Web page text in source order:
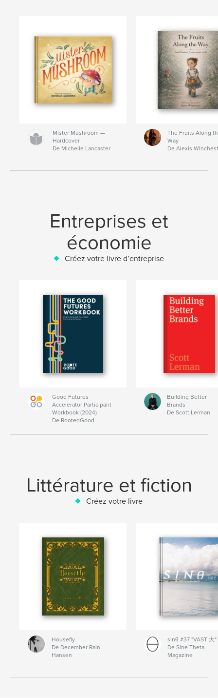
Mister Mushroom —
Hardcover
De Michelle Lancaster
The Fruits Along
Way
De Alexis
Entreprises et
économie
Créez votre livre d’entreprise
Good Futures
Accelerator Participant
Workbook (2024)
De RootedGood
Building Better
Brands
De Scott Lerman
Littérature et fiction
Créez votre livre
Housefly
De December Rain
Hansen
sinθ #37 "VAST 大"
De Sine Theta
Magazine